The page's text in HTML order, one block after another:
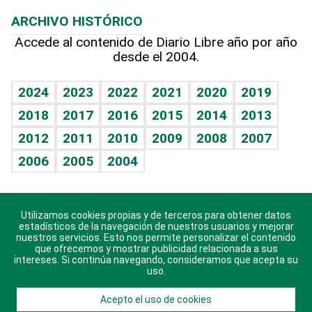
Hablando con el pediatra
Vida y familia
Eñe
Celebrando la vida
Sin complejos
En pocas palabras
Escuchando al corazón
Economía Personal
Línea de hit
TBT Deportivo
Más firmas
Hecho en casa
Guía del dinero
Cumpleaños
Horóscopos
Crucigramas
ARCHIVO HISTÓRICO
Accede al contenido de Diario Libre año por año
desde el 2004.
2024 2023 2022 2021 2020
2019
2018
2017 2016 2015 2014
2013
2012
2011 2010 2009 2008
2007
2006
2005 2004
Descarga nuestras aplicaciones para Android, iOS y
sistema Huawei.
Utilizamos cookies propias y de terceros para obtener datos
estadísticos de la navegación de nuestros usuarios y mejorar
nuestros servicios. Esto nos permite personalizar el contenido
que ofrecemos y mostrar publicidad relacionada a sus
intereses. Si continúa navegando, consideramos que acepta su
uso.
Acepto el uso de cookies